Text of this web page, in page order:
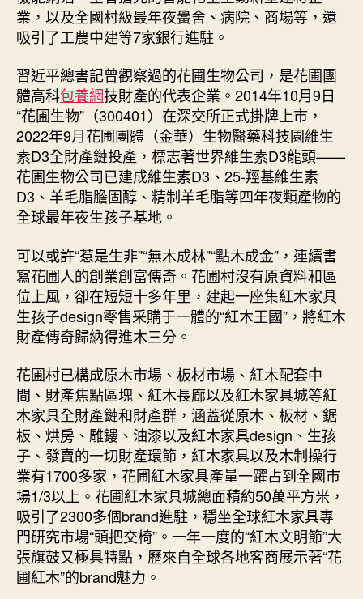
業，以及全國村級最年夜黌舍、病院、商場等，還
吸引了工農中建等7家銀行進駐。
習近平總書記曾觀察過的花圃生物公司，是花圃團
體高科包養網技財產的代表企業。2014年10月9日
“花圃生物”（300401）在深交所正式掛牌上市，
2022年9月花圃團體（金華）生物醫藥科技園維生
素D3全財產鏈投產，標志著世界維生素D3龍頭——
花圃生物公司已建成維生素D3、25-羥基維生素
D3、羊毛脂膽固醇、精制羊毛脂等四年夜類產物的
全球最年夜生孩子基地。
可以或許“惹是生非”“無木成林”“點木成金”，連續書
寫花圃人的創業創富傳奇。花圃村沒有原資料和區
位上風，卻在短短十多年里，建起一座集紅木家具
生孩子design零售采購于一體的“紅木王國”，將紅木
財產傳奇歸納得進木三分。
花圃村已構成原木市場、板材市場、紅木配套中
間、財產焦點區塊、紅木長廊以及紅木家具城等紅
木家具全財產鏈和財產群，涵蓋從原木、板材、鋸
板、烘房、雕鏤、油漆以及紅木家具design、生孩
子、發賣的一切財產環節，紅木家具以及木制操行
業有1700多家，花圃紅木家具產量一躍占到全國市
場1/3以上。花圃紅木家具城總面積約50萬平方米，
吸引了2300多個brand進駐，穩坐全球紅木家具專
門研究市場“頭把交椅”。一年一度的“紅木文明節”大
張旗鼓又極具特點，歷來自全球各地客商展示著“花
圃紅木”的brand魅力。